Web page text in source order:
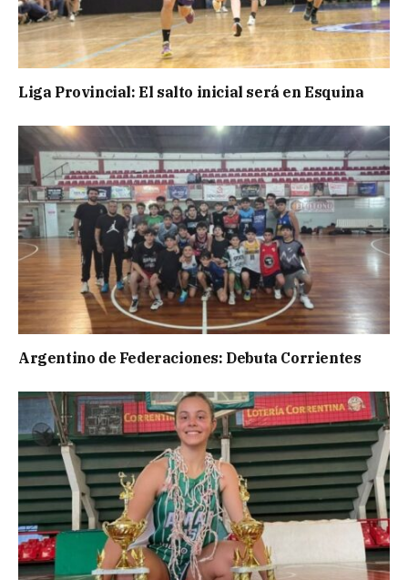
Liga Provincial: El salto inicial será en Esquina
Argentino de Federaciones: Debuta Corrientes